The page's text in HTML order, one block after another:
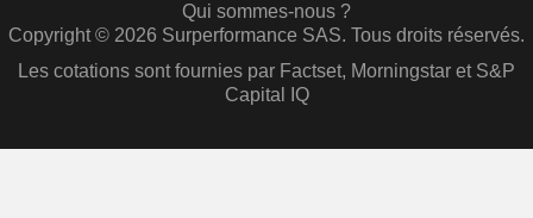
Qui sommes-nous ?
Copyright © 2026 Surperformance SAS. Tous droits réservés.
Les cotations sont fournies par Factset, Morningstar et S&P
Capital IQ